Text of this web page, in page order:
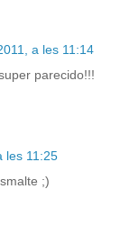
a les 11:14
parecido!!!
les 11:25
;)